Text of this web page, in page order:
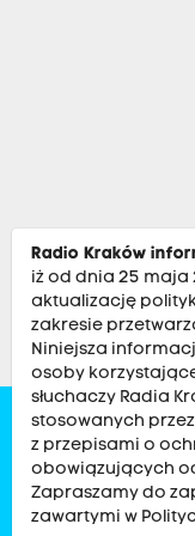
Zobacz
RADIO
Radio Kraków
iż od dnia 25 maja
aktualizację
zakresie
Niniejsza
osoby
słuchaczy Radia
stosowanych
z przepisami o
obowiązujących
Zapraszamy do
zawartymi w